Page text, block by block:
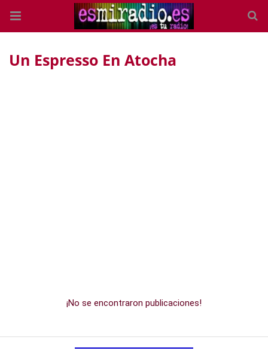
Un Espresso En Atocha
¡No se encontraron publicaciones!